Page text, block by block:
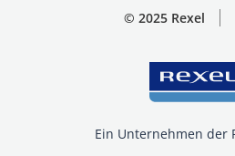
© 2025 Rexel
Ein Unternehmen der